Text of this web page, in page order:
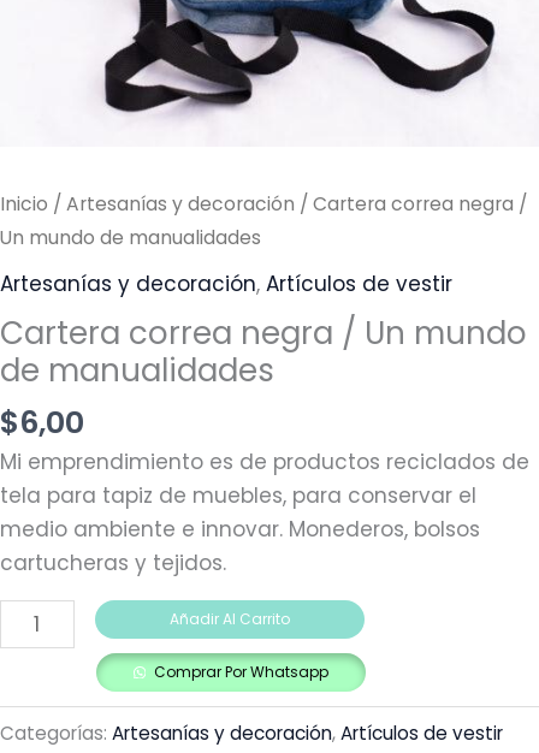
Inicio / Artesanías y decoración / Cartera correa negra /
Un mundo de manualidades
Artesanías y decoración, Artículos de vestir
Cartera correa negra / Un mundo
de manualidades
$6,00
Mi emprendimiento es de productos reciclados de
tela para tapiz de muebles, para conservar el
medio ambiente e innovar. Monederos, bolsos
cartucheras y tejidos.
manualidades
Añadir Al Carrito
Comprar Por Whatsapp
Categorías: Artesanías y decoración,Artículos de vestir